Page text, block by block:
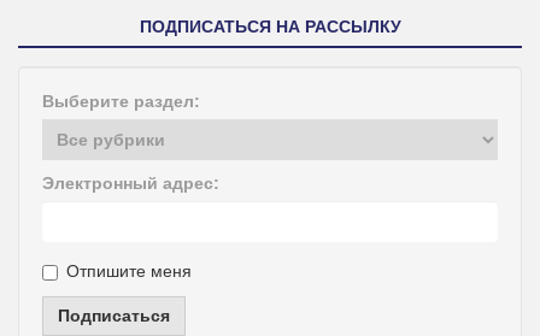
ПОДПИСАТЬСЯ НА РАССЫЛКУ
Выберите раздел:
Электронный адрес:
Отпишите меня
Подписаться